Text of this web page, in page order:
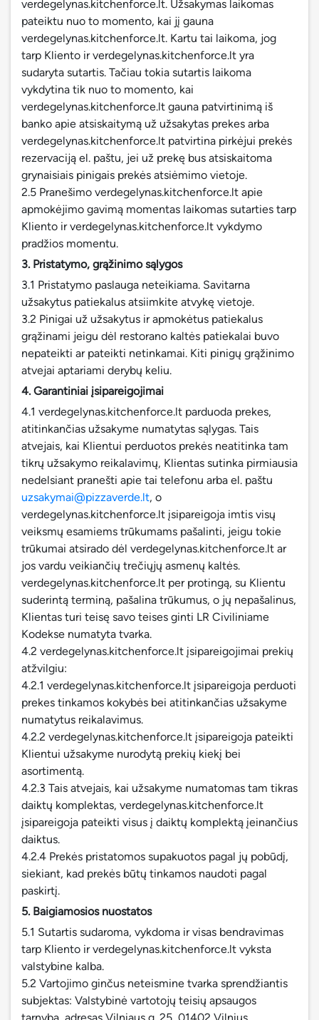
verdegelynas.kitchenforce.lt. Užsakymas laikomas
pateiktu nuo to momento, kai jį gauna
verdegelynas.kitchenforce.lt. Kartu tai laikoma, jog
tarp Kliento ir verdegelynas.kitchenforce.lt yra
sudaryta sutartis. Tačiau tokia sutartis laikoma
vykdytina tik nuo to momento, kai
verdegelynas.kitchenforce.lt gauna patvirtinimą iš
banko apie atsiskaitymą už užsakytas prekes arba
verdegelynas.kitchenforce.lt patvirtina pirkėjui prekės
rezervaciją el. paštu, jei už prekę bus atsiskaitoma
grynaisiais pinigais prekės atsiėmimo vietoje.
2.5 Pranešimo verdegelynas.kitchenforce.lt apie
apmokėjimo gavimą momentas laikomas sutarties tarp
Kliento ir verdegelynas.kitchenforce.lt vykdymo
pradžios momentu.
3. Pristatymo, grąžinimo sąlygos
3.1 Pristatymo paslauga neteikiama. Savitarna
užsakytus patiekalus atsiimkite atvykę vietoje.
3.2 Pinigai už užsakytus ir apmokėtus patiekalus
grąžinami jeigu dėl restorano kaltės patiekalai buvo
nepateikti ar pateikti netinkamai. Kiti pinigų grąžinimo
atvejai aptariami derybų keliu.
4. Garantiniai įsipareigojimai
4.1 verdegelynas.kitchenforce.lt parduoda prekes,
atitinkančias užsakyme numatytas sąlygas. Tais
atvejais, kai Klientui perduotos prekės neatitinka tam
tikrų užsakymo reikalavimų, Klientas sutinka pirmiausia
nedelsiant pranešti apie tai telefonu arba el. paštu
uzsakymai@pizzaverde.lt, o
verdegelynas.kitchenforce.lt įsipareigoja imtis visų
veiksmų esamiems trūkumams pašalinti, jeigu tokie
trūkumai atsirado dėl verdegelynas.kitchenforce.lt ar
jos vardu veikiančių trečiųjų asmenų kaltės.
verdegelynas.kitchenforce.lt per protingą, su Klientu
suderintą terminą, pašalina trūkumus, o jų nepašalinus,
Klientas turi teisę savo teises ginti LR Civiliniame
Kodekse numatyta tvarka.
4.2 verdegelynas.kitchenforce.lt įsipareigojimai prekių
atžvilgiu:
4.2.1 verdegelynas.kitchenforce.lt įsipareigoja perduoti
prekes tinkamos kokybės bei atitinkančias užsakyme
numatytus reikalavimus.
4.2.2 verdegelynas.kitchenforce.lt įsipareigoja pateikti
Klientui užsakyme nurodytą prekių kiekį bei
asortimentą.
4.2.3 Tais atvejais, kai užsakyme numatomas tam tikras
daiktų komplektas, verdegelynas.kitchenforce.lt
įsipareigoja pateikti visus į daiktų komplektą įeinančius
daiktus.
4.2.4 Prekės pristatomos supakuotos pagal jų pobūdį,
siekiant, kad prekės būtų tinkamos naudoti pagal
paskirtį.
5. Baigiamosios nuostatos
5.1 Sutartis sudaroma, vykdoma ir visas bendravimas
tarp Kliento ir verdegelynas.kitchenforce.lt vyksta
valstybine kalba.
5.2 Vartojimo ginčus neteismine tvarka sprendžiantis
subjektas: Valstybinė vartotojų teisių apsaugos